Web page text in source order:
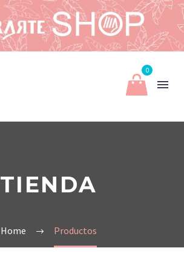
0
TIENDA
Home Productos